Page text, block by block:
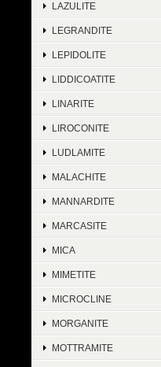
LAZULITE
LEGRANDITE
LEPIDOLITE
LIDDICOATITE
LINARITE
LIROCONITE
LUDLAMITE
MALACHITE
MANNARDITE
MARCASITE
MICA
MIMETITE
MICROCLINE
MORGANITE
MOTTRAMITE